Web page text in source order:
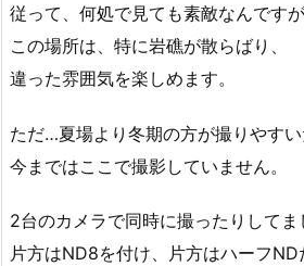
従って、何処で見ても素敵なんですが
この場所は、特に岩礁が散らばり、
違った雰囲気を楽しめます。
ただ…夏場より冬期の方が撮りやすい
今まではここで撮影していません。
2台のカメラで同時に撮ったりしてま
片方はND8を付け、片方はハーフND